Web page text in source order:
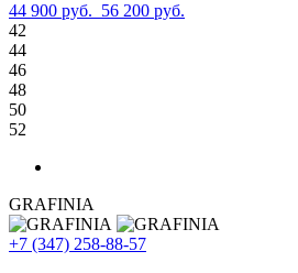
44 900 руб. 56 200 руб.
42
44
46
48
50
52
GRAFINIA
+7 (347) 258-88-57